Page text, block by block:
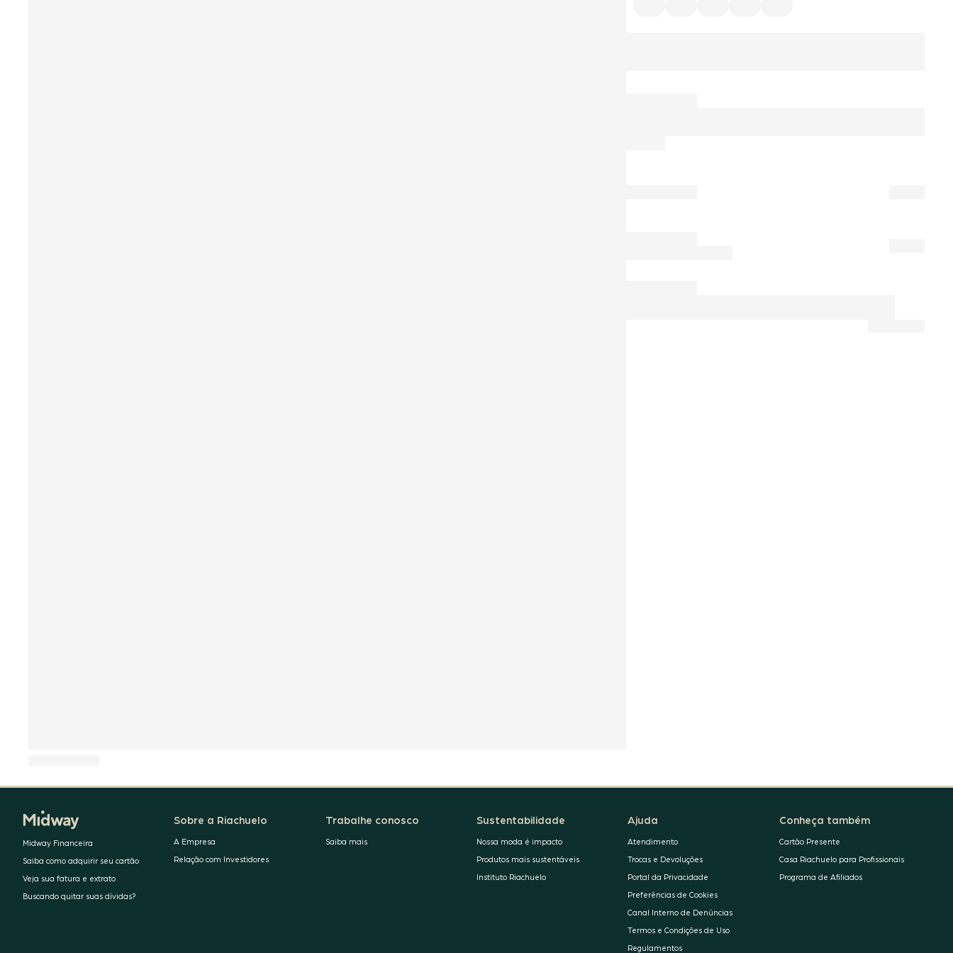
Midway Financeira
Saiba como adquirir seu cartão
Veja sua fatura e extrato
Buscando quitar suas dívidas?
Sobre a Riachuelo
A Empresa
Relação com Investidores
Trabalhe conosco
Saiba mais
Sustentabilidade
Nossa moda é impacto
Produtos mais sustentáveis
Instituto Riachuelo
Ajuda
Atendimento
Trocas e Devoluções
Portal da Privacidade
Preferências de Cookies
Canal Interno de Denúncias
Termos e Condições de Uso
Regulamentos
Conheça também
Cartão Presente
Casa Riachuelo para Profissionais
Programa de Afiliados